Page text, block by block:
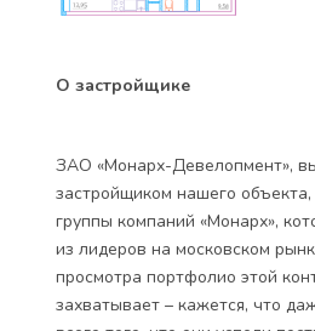
О застройщике
ЗАО «Монарх-Девелопмент»,
застройщиком нашего объекта,
группы компаний «Монарх»,
из лидеров на московском
просмотра портфолио этой
захватывает – кажется, что